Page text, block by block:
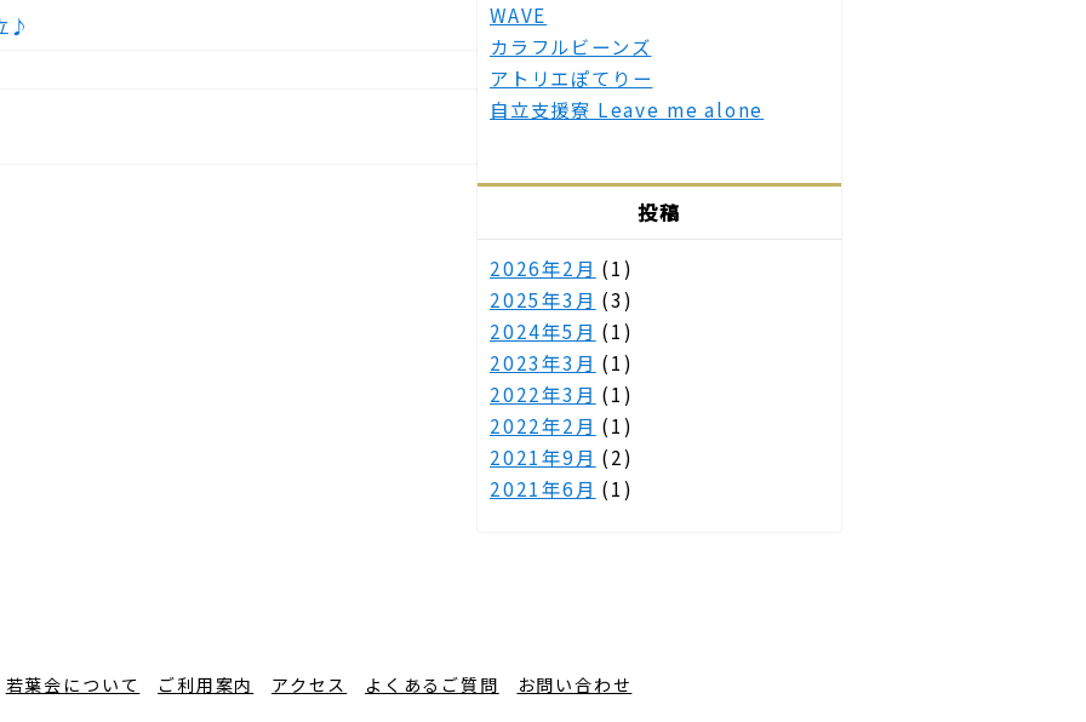
♪
WAVE
カラフルビーンズ
アトリエぽてりー
自立支援寮 Leave me alone
投稿
2026年2月 (1)
2025年3月 (3)
2024年5月 (1)
2023年3月 (1)
2022年3月 (1)
2022年2月 (1)
2021年9月 (2)
2021年6月 (1)
若葉会について ご利用案内 アクセス よくあるご質問 お問い合わせ